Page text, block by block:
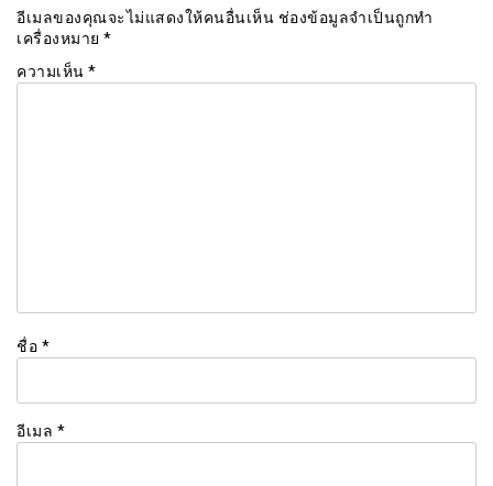
อีเมลของคุณจะไม่แสดงให้คนอื่นเห็น ช่องข้อมูลจำเป็นถูกทำ
เครื่องหมาย *
ความเห็น *
ชื่อ *
อีเมล *